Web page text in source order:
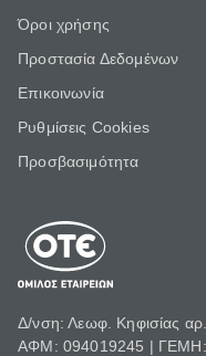
Όροι χρήσης
Προστασία Δεδομένων
Επικοινωνία
Ρυθμίσεις Cookies
Προσβασιμότητα
Δ/νση: Λεωφ. Κηφισίας
ΑΦΜ: 094019245 | ΓΕΜΗ: